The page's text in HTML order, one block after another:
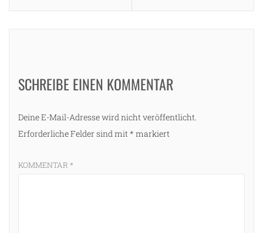
SCHREIBE EINEN KOMMENTAR
Deine E-Mail-Adresse wird nicht veröffentlicht.
Erforderliche Felder sind mit * markiert
KOMMENTAR *